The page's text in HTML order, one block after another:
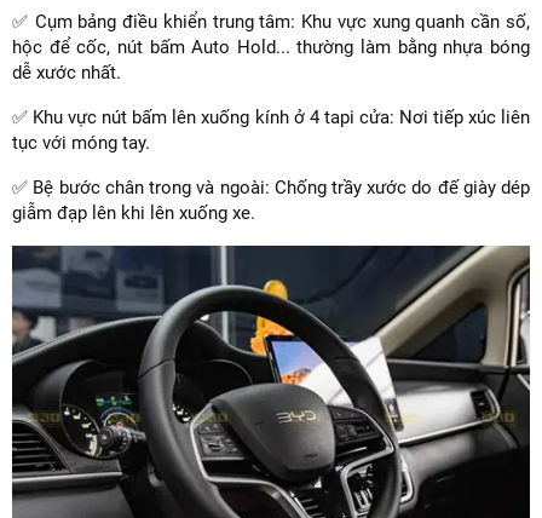
✅ Cụm bảng điều khiển trung tâm: Khu vực xung quanh cần số,
hộc để cốc, nút bấm Auto Hold... thường làm bằng nhựa bóng
dễ xước nhất.
✅ Khu vực nút bấm lên xuống kính ở 4 tapi cửa: Nơi tiếp xúc liên
tục với móng tay.
✅ Bệ bước chân trong và ngoài: Chống trầy xước do đế giày dép
giẫm đạp lên khi lên xuống xe.